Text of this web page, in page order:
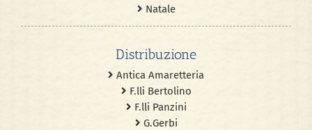
Natale
Distribuzione
Antica Amaretteria
F.lli Bertolino
F.lli Panzini
G.Gerbi